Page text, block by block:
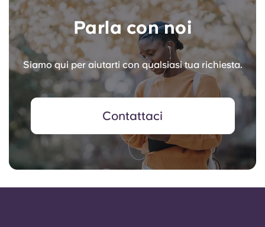
Parla con noi
Siamo qui per aiutarti con qualsiasi tua richiesta.
Contattaci